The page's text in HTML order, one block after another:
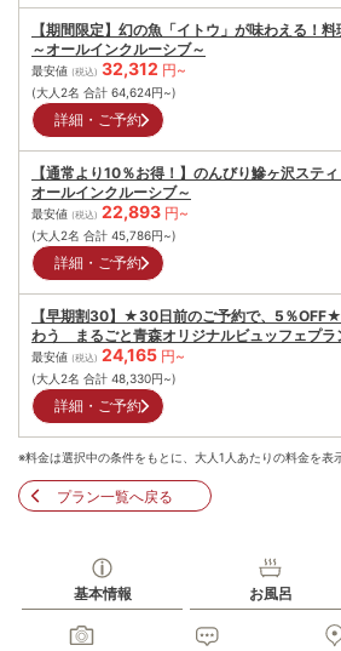
【期間限定】幻の魚「イトウ」が味わえる！
～オールインクルーシブ～
最安値 (税込) 32,312 円~
(大人2名 合計 64,624円~)
詳細・ご予約
【通常より10％お得！】のんびり鰺ヶ沢ステ
オールインクルーシブ～
最安値 (税込) 22,893 円~
(大人2名 合計 45,786円~)
詳細・ご予約
【早期割30】★30日前のご予約で、5％
わう まるごと青森オリジナルビュッフェプラ
～
最安値 (税込) 24,165 円~
(大人2名 合計 48,330円~)
詳細・ご予約
※料金は選択中の条件をもとに、大人1人あたりの料金を表
プラン一覧へ戻る
基本情報 お風呂